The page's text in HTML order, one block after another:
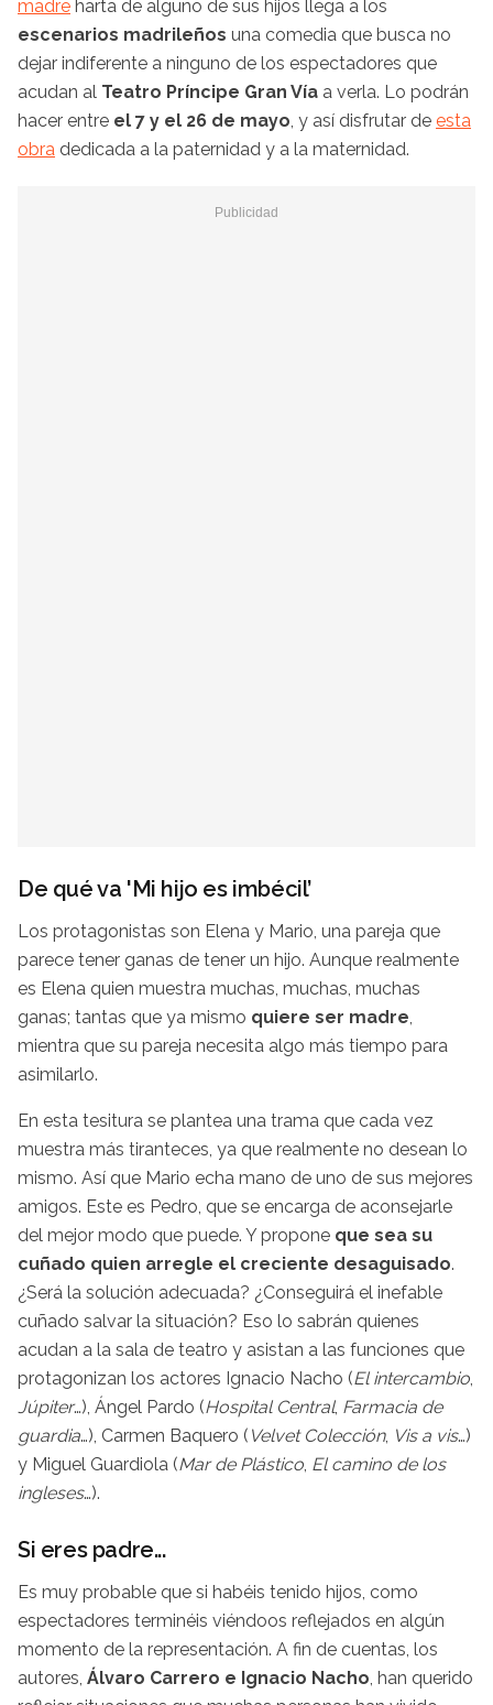
madre harta de alguno de sus hijos llega a los
escenarios madrileños una comedia que busca no
dejar indiferente a ninguno de los espectadores que
acudan al Teatro Príncipe Gran Vía a verla. Lo podrán
hacer entre el 7 y el 26 de mayo , y así disfrutar de esta
obra dedicada a la paternidad y a la maternidad.
De qué va 'Mi hijo es imbécil’
Los protagonistas son Elena y Mario, una pareja que
parece tener ganas de tener un hijo. Aunque realmente
es Elena quien muestra muchas, muchas, muchas
ganas; tantas que ya mismo quiere ser madre
mientra que su pareja necesita algo más tiempo para
asimilarlo.
En esta tesitura se plantea una trama que cada vez
muestra más tiranteces, ya que realmente no desean lo
mismo. Así que Mario echa mano de uno de sus mejores
amigos. Este es Pedro, que se encarga de aconsejarle
del mejor modo que puede. Y propone que sea su
cuñado quien arregle el creciente desaguisado.
¿Será la solución adecuada? ¿Conseguirá el inefable
cuñado salvar la situación? Eso lo sabrán quienes
acudan a la sala de teatro y asistan a las funciones que
protagonizan los actores Ignacio Nacho (El intercambio
Júpiter…), Ángel Pardo (Hospital Central, Farmacia de
guardia…), Carmen Baquero ( Velvet Colección, Vis a vis…)
y Miguel Guardiola (Mar de Plástico El camino de los
ingleses…).
Si eres padre...
Es muy probable que si habéis tenido hijos, como
espectadores terminéis viéndoos reflejados en algún
momento de la representación. A fin de cuentas, los
autores, Álvaro Carrero e Ignacio Nacho , han querido